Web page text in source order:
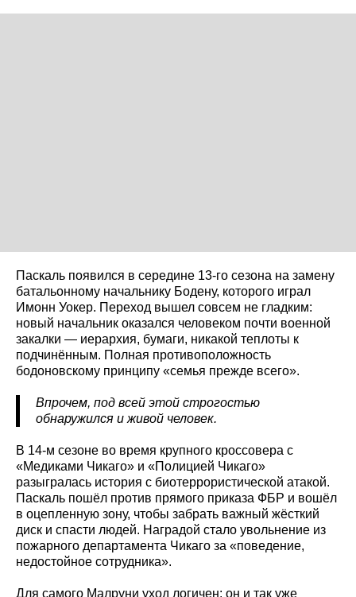
Паскаль появился в середине 13-го сезона на замену
батальонному начальнику Бодену, которого играл
Имонн Уокер. Переход вышел совсем не гладким:
новый начальник оказался человеком почти военной
закалки — иерархия, бумаги, никакой теплоты к
подчинённым. Полная противоположность
бодоновскому принципу «семья прежде всего».
Впрочем, под всей этой строгостью
обнаружился и живой человек.
В 14-м сезоне во время крупного кроссовера с
«Медиками Чикаго» и «Полицией Чикаго»
разыгралась история с биотеррористической атакой.
Паскаль пошёл против прямого приказа ФБР и вошёл
в оцепленную зону, чтобы забрать важный жёсткий
диск и спасти людей. Наградой стало увольнение из
пожарного департамента Чикаго за «поведение,
недостойное сотрудника».
Для самого Малруни уход логичен: он и так уже